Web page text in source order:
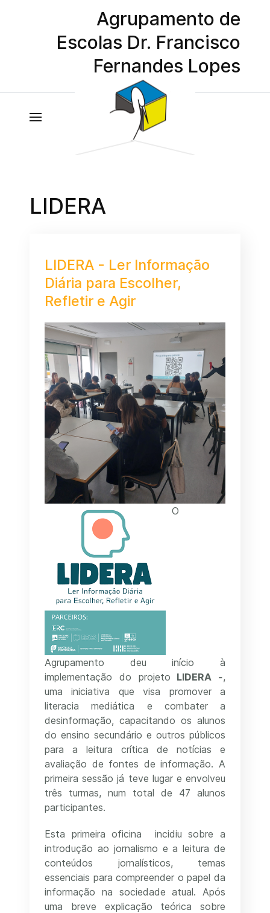
Agrupamento de
Escolas Dr. Francisco
Fernandes Lopes
LIDERA
LIDERA - Ler Informação
Diária para Escolher,
Refletir e Agir
O
Agrupamento deu início à
implementação do projeto LIDERA -,
uma iniciativa que visa promover a
literacia mediática e combater a
desinformação, capacitando os alunos
do ensino secundário e outros públicos
para a leitura crítica de notícias e
avaliação de fontes de informação. A
primeira sessão já teve lugar e envolveu
três turmas, num total de 47 alunos
participantes.
Esta primeira oficina incidiu sobre a
introdução ao jornalismo e a leitura de
conteúdos jornalísticos, temas
essenciais para compreender o papel da
informação na sociedade atual. Após
uma breve explicação teórica sobre